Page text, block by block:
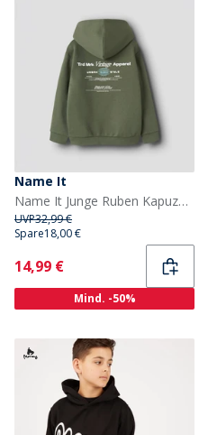
Name It
Name It Junge Ruben Kapuzenpullover Four Leaf Clover
UVP32,99 €
Spare18,00 €
Current
14,99 €
Mind. -50%